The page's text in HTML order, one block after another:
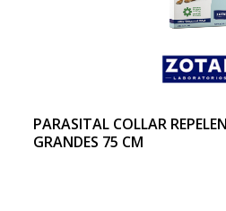
PARASITAL COLLAR
GRANDES 75 CM